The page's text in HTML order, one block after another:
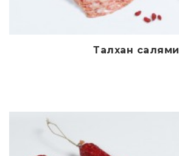
ДэлгэрэнгүйТалхан салями